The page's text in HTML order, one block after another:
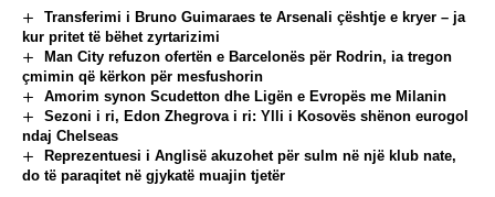
Transferimi i Bruno Guimaraes te Arsenali çështje e kryer – ja
kur pritet të bëhet zyrtarizimi
Man City refuzon ofertën e Barcelonës për Rodrin, ia tregon
çmimin që kërkon për mesfushorin
Amorim synon Scudetton dhe Ligën e Evropës me Milanin
Sezoni i ri, Edon Zhegrova i ri: Ylli i Kosovës shënon eurogol
ndaj Chelseas
Reprezentuesi i Anglisë akuzohet për sulm në një klub nate,
do të paraqitet në gjykatë muajin tjetër